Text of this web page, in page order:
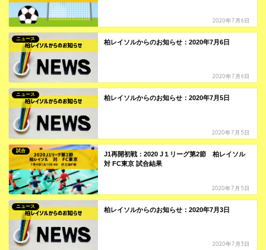
2020年7月6日
ニュース 柏レイソルからのお知らせ：2020年7月6日
2020年7月6日
ニュース 柏レイソルからのお知らせ：2020年7月5日
2020年7月5日
試合
J1再開初戦：2020 J１リーグ第2節 柏レイソル
対 FC東京 試合結果
2020年7月5日
ニュース 柏レイソルからのお知らせ：2020年7月3日
2020年7月3日